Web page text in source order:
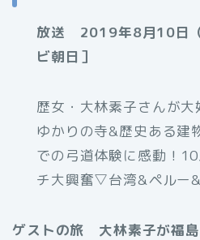
放送 2019年8月10日
ビ朝日］
歴女・大林素子さんが
ゆかりの寺&歴史ある建
での弓道体験に感動！
チ大興奮▽台湾&ペルー
ゲストの旅 大林素子が福